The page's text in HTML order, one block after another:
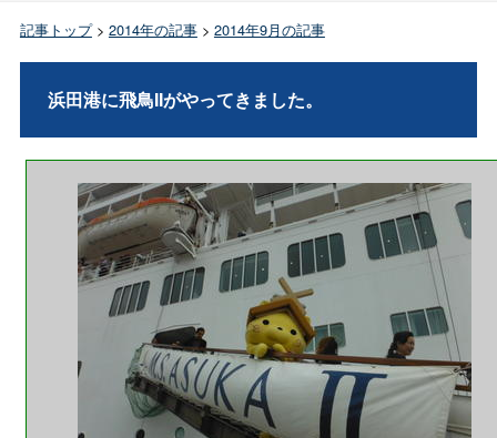
記事トップ> 2014年の記事> 2014年9月の記事
浜田港に飛鳥IIがやってきました。